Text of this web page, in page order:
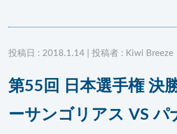
投稿日 : 2018.1.14 | 投稿者 : Kiwi Breeze
第55回 日本選手権 決
ーサンゴリアス VS パ